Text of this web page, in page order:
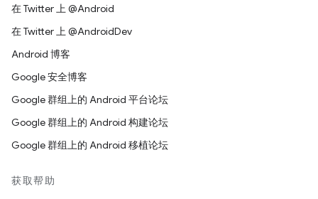
在 Twitter 上 @Android
在 Twitter 上 @AndroidDev
Android 博客
Google 安全博客
Google 群组上的 Android 平台论坛
Google 群组上的 Android 构建论坛
Google 群组上的 Android 移植论坛
获取帮助